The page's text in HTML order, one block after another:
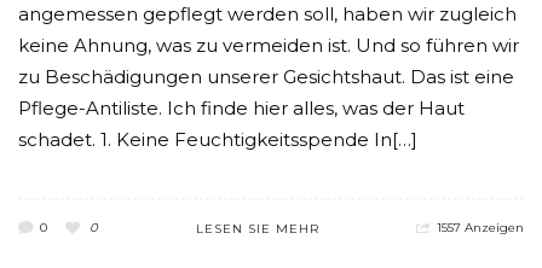
angemessen gepflegt werden soll, haben wir zugleich
keine Ahnung, was zu vermeiden ist. Und so führen wir
zu Beschädigungen unserer Gesichtshaut. Das ist eine
Pflege-Antiliste. Ich finde hier alles, was der Haut
schadet. 1. Keine Feuchtigkeitsspende In[…]
0 0 LESEN SIE MEHR 1557 Anzeigen